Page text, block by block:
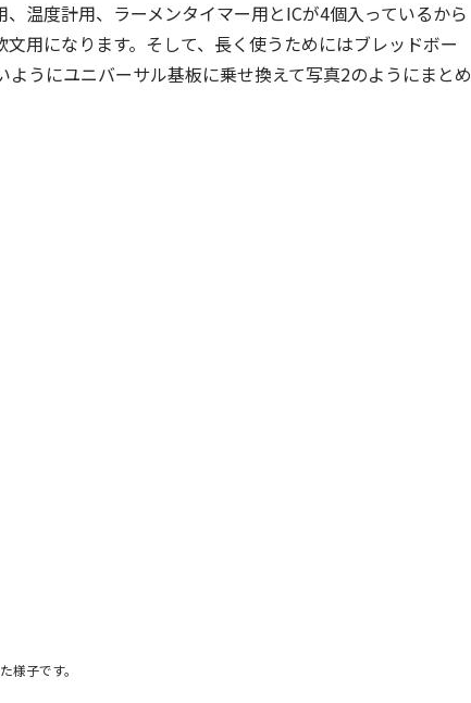
温度計用、ラーメンタイマー用とICが4個入っているから
用になります。そして、長く使うためにはブレッドボー
うにユニバーサル基板に乗せ換えて写真2のようにまとめ
様子です。